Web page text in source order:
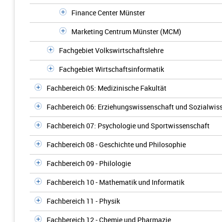
Finance Center Münster
Marketing Centrum Münster (MCM)
Fachgebiet Volkswirtschaftslehre
Fachgebiet Wirtschaftsinformatik
Fachbereich 05: Medizinische Fakultät
Fachbereich 06: Erziehungswissenschaft und
Fachbereich 07: Psychologie und Sportwissenschaft
Fachbereich 08 - Geschichte und Philosophie
Fachbereich 09 - Philologie
Fachbereich 10 - Mathematik und Informatik
Fachbereich 11 - Physik
Fachbereich 12 - Chemie und Pharmazie